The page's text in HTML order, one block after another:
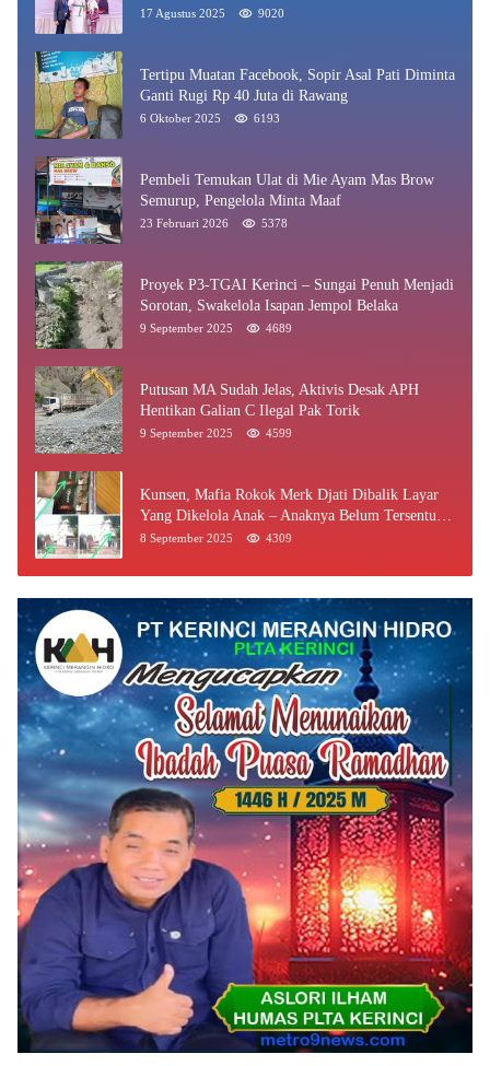
Kerinci 2025
17 Agustus 2025 9020
Tertipu Muatan Facebook, Sopir Asal Pati Diminta
Ganti Rugi Rp 40 Juta di Rawang
6 Oktober 2025 6193
Pembeli Temukan Ulat di Mie Ayam Mas Brow
Semurup, Pengelola Minta Maaf
23 Februari 2026 5378
Proyek P3-TGAI Kerinci – Sungai Penuh Menjadi
Sorotan, Swakelola Isapan Jempol Belaka
9 September 2025 4689
Putusan MA Sudah Jelas, Aktivis Desak APH
Hentikan Galian C Ilegal Pak Torik
9 September 2025 4599
Kunsen, Mafia Rokok Merk Djati Dibalik Layar
Yang Dikelola Anak – Anaknya Belum Tersentuh
Bea Cukai Jambi
8 September 2025 4309